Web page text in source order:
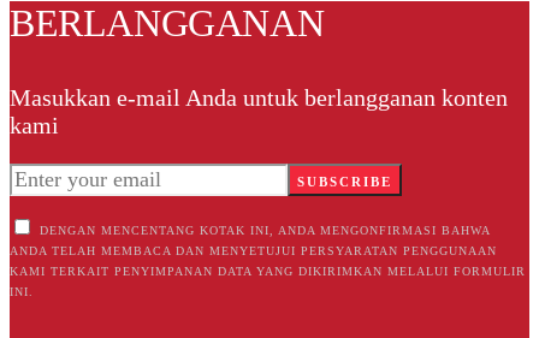
BERLANGGANAN
Masukkan e-mail Anda untuk berlangganan konten
kami
SUBSCRIBE
DENGAN MENCENTANG KOTAK INI, ANDA MENGONFIRMASI BAHWA
ANDA TELAH MEMBACA DAN MENYETUJUI PERSYARATAN PENGGUNAAN
KAMI TERKAIT PENYIMPANAN DATA YANG DIKIRIMKAN MELALUI FORMULIR
INI.